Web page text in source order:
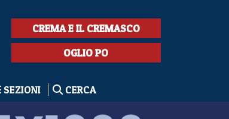
CREMA E IL CREMASCO
OGLIO PO
SEZIONI CERCA